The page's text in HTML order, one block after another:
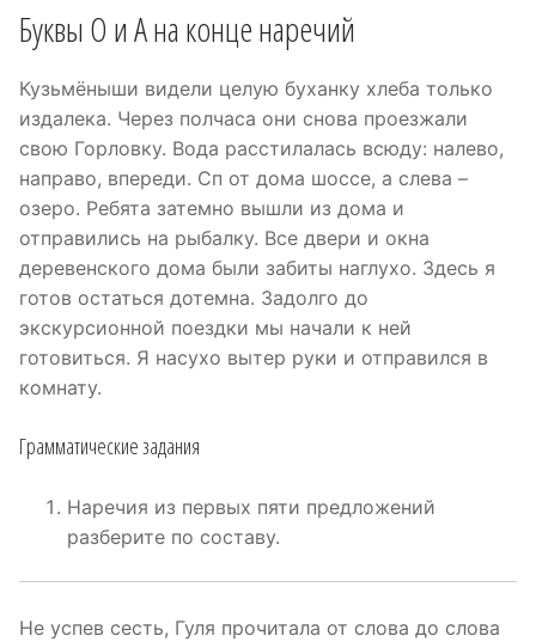
Буквы О и А на конце наречий
Кузьмёныши видели целую буханку хлеба только
издалека. Через полчаса они снова проезжали
свою Горловку. Вода расстилалась всюду: налево,
направо, впереди. Сп от дома шоссе, а слева –
озеро. Ребята затемно вышли из дома и
отправились на рыбалку. Все двери и окна
деревенского дома были забиты наглухо. Здесь я
готов остаться дотемна. Задолго до
экскурсионной поездки мы начали к ней
готовиться. Я насухо вытер руки и отправился в
комнату.
Грамматические задания
Наречия из первых пяти предложений
разберите по составу.
Не успев сесть, Гуля прочитала от слова до слова